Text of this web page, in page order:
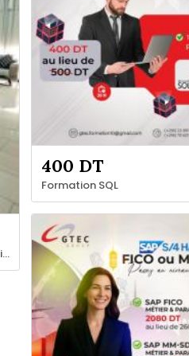
Particulier L Apt S4 meublé Neuf cité Palmeraies l'aouina
400 DT
Formation SQL